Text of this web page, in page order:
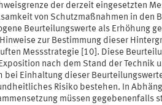
der derzeit eingesetzten
von Schutzmaßnahmen in den
Beurteilungswerte als Erhöhung
zur Bestimmung dieser
Messstrategie [10]. Diese
nach dem Stand der
bei Einhaltung dieser
Risiko bestehen. In
müssen gegebenenfalls